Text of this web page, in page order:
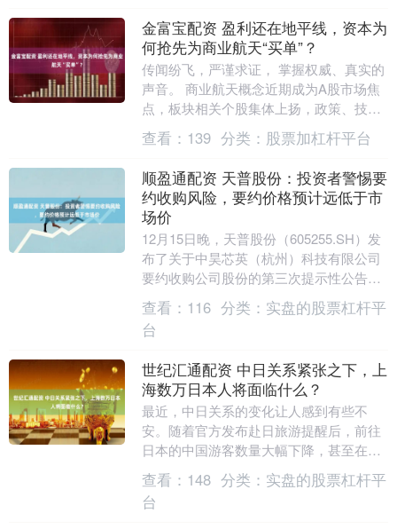
金富宝配资 盈利还在地平线，资本为
何抢先为商业航天“买单”？
传闻纷飞，严谨求证， 掌握权威、真实的
声音。 商业航天概念近期成为A股市场焦
点，板块相关个股集体上扬，政策、技术
和市场需求形成的共振，共同推动了本轮
商业航天概念....
查看： 139 分类： 股票加杠杆平台
顺盈通配资 天普股份：投资者警惕要
约收购风险，要约价格预计远低于市
场价
12月15日晚，天普股份（605255.SH）发
布了关于中昊芯英（杭州）科技有限公司
要约收购公司股份的第三次提示性公告。
就本次要约收购的核心条款、风险提示及
操作....
查看： 116 分类： 实盘的股票杠杆平
台
世纪汇通配资 中日关系紧张之下，上
海数万日本人将面临什么？
最近，中日关系的变化让人感到有些不
安。随着官方发布赴日旅游提醒后，前往
日本的中国游客数量大幅下降，甚至在日
本的华人也纷纷选择回国。而在上海这座
城市，拥有大量的日....
查看： 148 分类： 实盘的股票杠杆平
台